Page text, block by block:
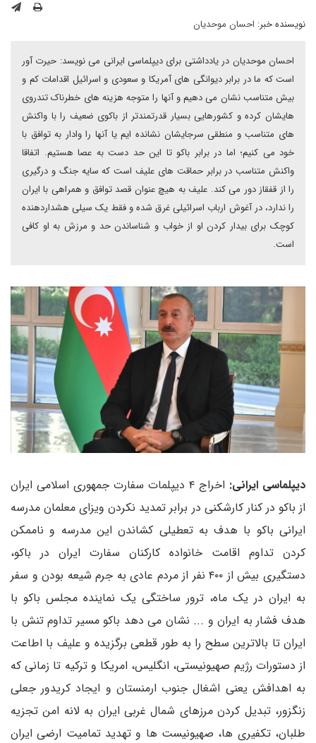
نویسنده خبر: احسان موحدیان
احسان موحدیان در یادداشتی برای دیپلماسی ایرانی می نویسد: حیرت آور
است که ما در برابر دیوانگی های آمریکا و سعودی و اسرائیل اقدامات کم و
بیش متناسب نشان می دهیم و آنها را متوجه هزینه های خطرناک تندروی
هایشان کرده و کشورهایی بسیار قدرتمندتر از باکوی ضعیف را با واکنش
های متناسب و منطقی سرجایشان نشانده ایم یا آنها را وادار به توافق با
خود می کنیم؛ اما در برابر باکو تا این حد دست به عصا هستیم. اتفاقا
واکنش متناسب در برابر حماقت های علیف است که سایه جنگ و درگیری
را از قفقاز دور می کند. علیف به هیچ عنوان قصد توافق و همراهی با ایران
را ندارد، در آغوش ارباب اسرائیلی غرق شده و فقط یک سیلی هشداردهنده
کوچک برای بیدار کردن او از خواب و شناساندن حد و مرزش به او کافی
است.
دیپلماسی ایرانی:
اخراج ۴ دیپلمات سفارت جمهوری اسلامی ایران
از باکو در کنار کارشکنی در برابر تمدید نکردن ویزای معلمان مدرسه
ایرانی باکو با هدف به تعطیلی کشاندن این مدرسه و ناممکن
کردن تداوم اقامت خانواده کارکنان سفارت ایران در باکو،
دستگیری بیش از ۴۰۰ نفر از مردم عادی به جرم شیعه بودن و سفر
به ایران در یک ماه، ترور ساختگی یک نماینده مجلس باکو با
هدف فشار به ایران و ... نشان می دهد باکو مسیر تداوم تنش با
ایران تا بالاترین سطح را به طور قطعی برگزیده و علیف با اطاعت
از دستورات رژیم صهیونیستی، انگلیس، امریکا و ترکیه تا زمانی که
به اهدافش یعنی اشغال جنوب ارمنستان و ایجاد کریدور جعلی
زنگزور، تبدیل کردن مرزهای شمال غربی ایران به لانه امن تجزیه
طلبان، تکفیری ها، صهیونیست ها و تهدید تمامیت ارضی ایران